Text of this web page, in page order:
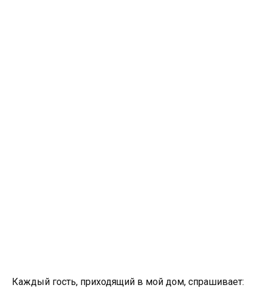
Каждый гость, приходящий в мой дом, спрашивает: